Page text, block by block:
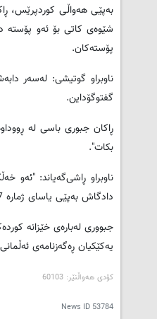
شێوه‌ی کاتی بۆ ئه‌و پۆسته‌
پۆسته‌کان.
ناوبراو گوتیشی: له‌سه‌ر
گفتوگۆداین.
ڕاکان جبورى باسى له‌
بکات".
دادگاش به‌پێى یاساى ژماره‌ 117ى گرێبه‌سته‌ کشتوکاڵییه‌کان زه‌وییه‌کانى بۆ گێڕاونه‌ته‌وه.‌"
یه‌کێکیان ڕه‌گه‌زنامه‌ى
کۆدی هه‌واڵنێر: 60103
News ID 53784